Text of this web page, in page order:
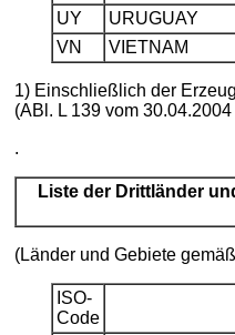
UY
URUGUAY
VN
VIETNAM
1) Einschließlich der
(ABl. L 139 vom
.
Liste der Drittländer
(Länder und Gebiete
ISO-
Code